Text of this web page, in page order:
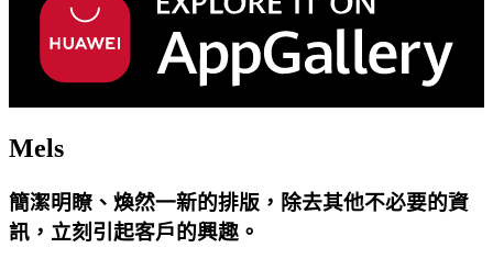
Mels
簡潔明瞭、煥然一新的排版，除去其他不必要的資
訊，立刻引起客戶的興趣。